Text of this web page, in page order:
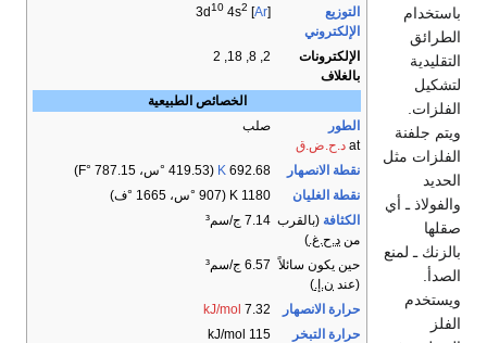
التوزيع
الإلكتروني
[
Ar
] 3d
10 4s2
الإلكترونات
بالغلاف
2, 8, 18, 2
الخصائص الطبيعية
الطور
at د.ح.ض.ق
صلب
نقطة الانصهار 692.68
K ​(419.53 °س، ​787.15 °F)
نقطة الغليان
1180 K ​(907 °س، ​1665 °ف)
الكثافة (بالقرب
من د.ح.غ.)
7.14 ج/سم³
حين يكون سائلاً
(عند ن.إ.)
6.57 ج/سم³
حرارة الانصهار 7.32
kJ/mol
حرارة التبخر
115 kJ/mol
باستخدام
الطرائق
التقليدية
لتشكيل
الفلزات.
ويتم جلفنة
الفلزات مثل
الحديد
والفولاذ ـ أي
صقلها
بالزنك ـ لمنع
الصدأ.
ويستخدم
الفلز